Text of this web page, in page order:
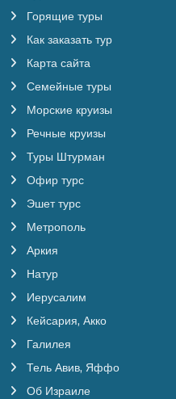
Горящие туры
Как заказать тур
Карта сайта
Семейные туры
Морские круизы
Речные круизы
Туры Штурман
Офир турс
Эшет турс
Метрополь
Аркия
Натур
Иерусалим
Кейсария, Акко
Галилея
Тель Авив, Яффо
Об Израиле